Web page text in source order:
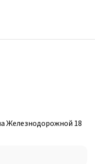
Железнодорожной 18